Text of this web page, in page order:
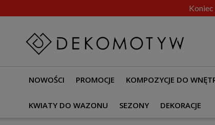
NOWOŚCI PROMOCJE KOMPOZYCJE DO
KWIATY DO WAZONU SEZONY DEKORACJE